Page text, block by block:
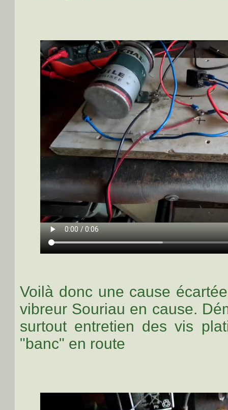
Voilà donc une cause
vibreur Souriau en cause.
surtout entretien des vis
"banc" en route